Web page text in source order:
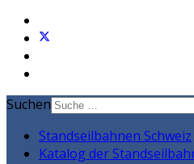
Suchen
Standseilbahnen Schweiz
Katalog der